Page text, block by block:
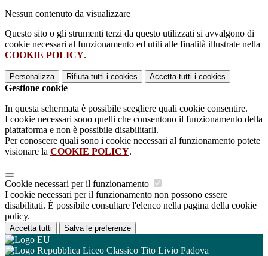
Nessun contenuto da visualizzare
Questo sito o gli strumenti terzi da questo utilizzati si avvalgono di
cookie necessari al funzionamento ed utili alle finalità illustrate nella
COOKIE POLICY.
Personalizza Rifiuta tutti i cookies Accetta tutti i cookies
Gestione cookie
In questa schermata è possibile scegliere quali cookie consentire.
I cookie necessari sono quelli che consentono il funzionamento della
piattaforma e non è possibile disabilitarli.
Per conoscere quali sono i cookie necessari al funzionamento potete
visionare la COOKIE POLICY.
Cookie necessari per il funzionamento
I cookie necessari per il funzionamento non possono essere
disabilitati. È possibile consultare l'elenco nella pagina della cookie
policy.
Accetta tutti Salva le preferenze
Liceo Classico Tito Livio Padova